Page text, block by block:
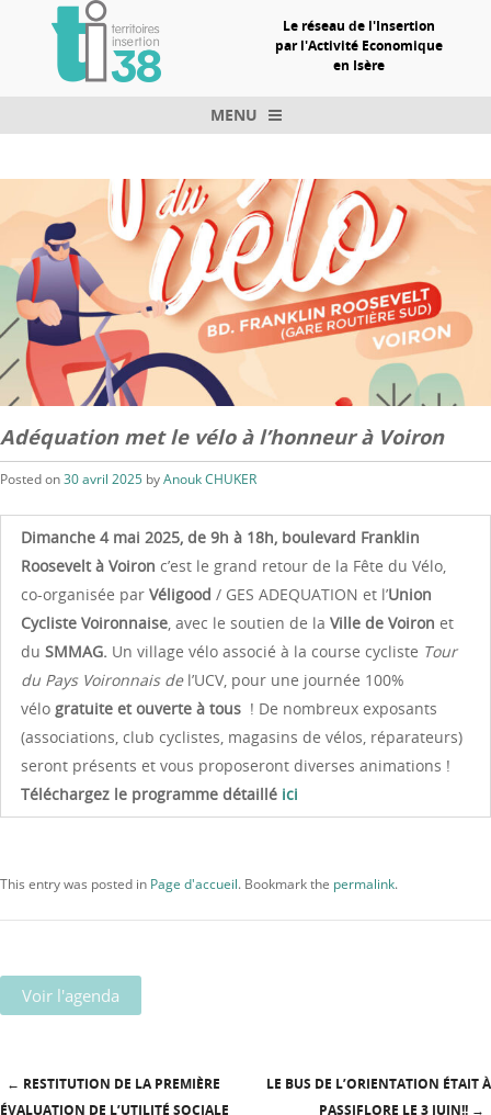
Le réseau de l'Insertion
par l'Activité Economique
en Isère
MENU
Adéquation met le vélo à l’honneur à Voiron
Posted on30 avril 2025 byAnouk CHUKER
Dimanche 4 mai 2025, de 9h à 18h, boulevard Franklin
Roosevelt à Voiron c’est le grand retour de la Fête du Vélo,
co-organisée par Véligood / GES ADEQUATION et l’Union
Cycliste Voironnaise, avec le soutien de la Ville de Voiron et
du SMMAG. Un village vélo associé à la course cycliste Tour
du Pays Voironnais de l’UCV, pour une journée 100%
vélo gratuite et ouverte à tous! De nombreux exposants
(associations, club cyclistes, magasins de vélos, réparateurs)
seront présents et vous proposeront diverses animations !
Téléchargez le programme détaillé ici
This entry was posted in Page d'accueil. Bookmark the permalink.
Voir l'agenda
← RESTITUTION DE LA PREMIÈRE
ÉVALUATION DE L’UTILITÉ SOCIALE
LE BUS DE L’ORIENTATION ÉTAIT À
PASSIFLORE LE 3 JUIN!! →